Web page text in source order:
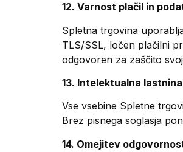
12. Varnost plačil in
Spletna trgovina
TLS/SSL, ločen plačilni
odgovoren za zaščito
13. Intelektualna lastnina
Vse vsebine Spletne
Brez pisnega soglasja
14. Omejitev